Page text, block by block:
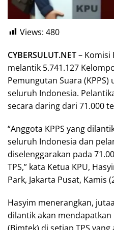
Views: 480
CYBERSULUT.NET– Komisi
melantik 5.741.127
Pemungutan Suara
seluruh Indonesia.
secara daring dari 71.000
“Anggota KPPS yang
seluruh Indonesia dan
diselenggarakan pada
TPS,” kata Ketua KPU,
Park, Jakarta Pusat, Kamis
Hasyim menerangkan,
dilantik akan
(Bimtek) di setiap TPS